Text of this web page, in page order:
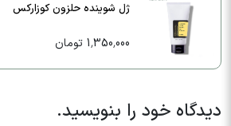
ژل شوینده حلزون کوزارکس
1,350,000 تومان
دیدگاه خود را بنویسید.